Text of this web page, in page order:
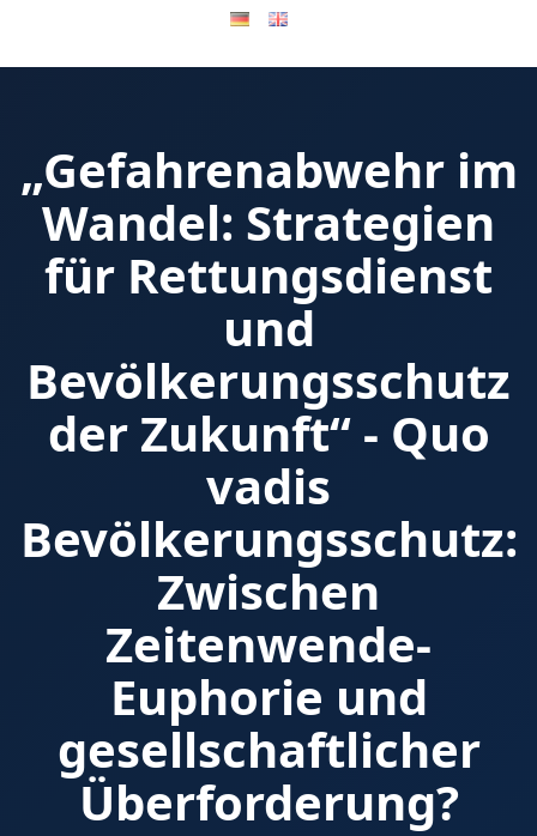
„Gefahrenabwehr im
Wandel: Strategien
für Rettungsdienst
und
Bevölkerungsschutz
der Zukunft“ - Quo
vadis
Bevölkerungsschutz:
Zwischen
Zeitenwende-
Euphorie und
gesellschaftlicher
Überforderung?